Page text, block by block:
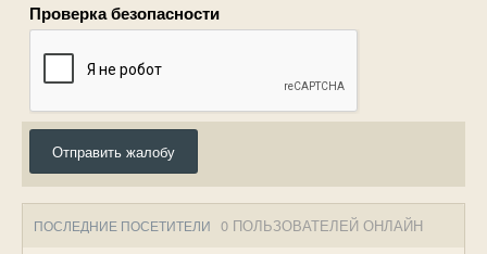
Проверка безопасности
Отправить жалобу
ПОСЛЕДНИЕ ПОСЕТИТЕЛИ 0 ПОЛЬЗОВАТЕЛЕЙ ОНЛАЙН